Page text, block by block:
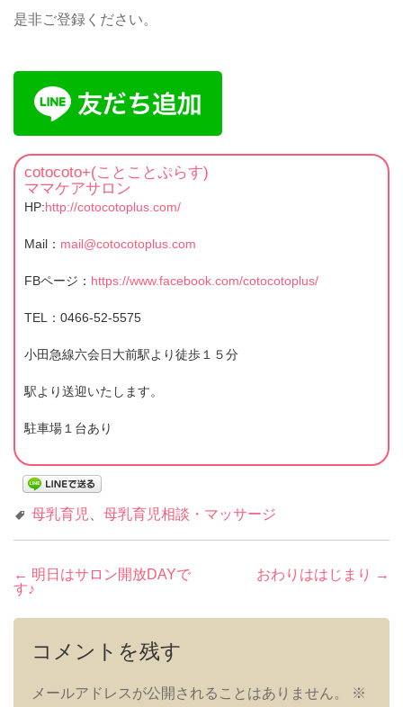
是非ご登録ください。
cotocoto+(ことことぷらす)
ママケアサロン
HP:http://cotocotoplus.com/
Mail： mail@cotocotoplus.com
FBページ： https://www.facebook.com/cotocotoplus/
TEL：0466-52-5575
小田急線六会日大前駅より徒歩１５分
駅より送迎いたします。
駐車場１台あり
母乳育児 母乳育児相談・マッサージ
投
稿
ナ
← 明日はサロン開放DAYで
す♪
おわりははじまり →
コメントを残す
メールアドレスが公開されることはありません。
※